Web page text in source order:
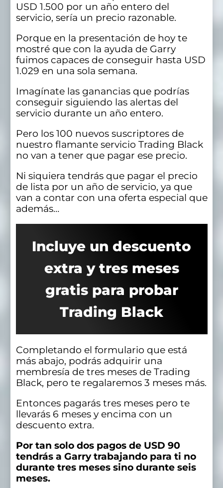
USD 1.500 por un año entero del
servicio, sería un precio razonable.
Porque en la presentación de hoy te
mostré que con la ayuda de Garry
fuimos capaces de conseguir hasta USD
1.029 en una sola semana.
Imagínate las ganancias que podrías
conseguir siguiendo las alertas del
servicio durante un año entero.
Pero los 100 nuevos suscriptores de
nuestro flamante servicio Trading Black
no van a tener que pagar ese precio.
Ni siquiera tendrás que pagar el precio
de lista por un año de servicio, ya que
van a contar con una oferta especial que
además…
Incluye un descuento
extra y tres meses
gratis para probar
Trading Black
Completando el formulario que está
más abajo, podrás adquirir una
membresía de tres meses de Trading
Black, pero te regalaremos 3 meses más.
Entonces pagarás tres meses pero te
llevarás 6 meses y encima con un
descuento extra.
Por tan solo dos pagos de USD 90
tendrás a Garry trabajando para ti no
durante tres meses sino durante seis
meses.